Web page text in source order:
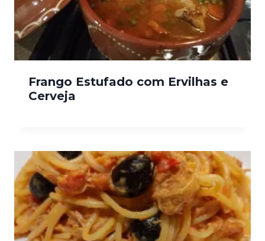
Frango Estufado com Ervilhas e
Cerveja